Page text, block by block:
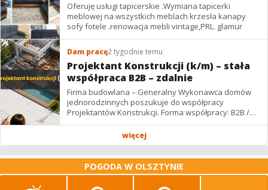
Oferuję usługi tapicerskie .Wymiana tapicerki
meblowej na wszystkich meblach krzesła kanapy
sofy fotele .renowacja mebli vintage,PRL. glamur
Dam pracę2 tygodnie temu
Projektant Konstrukcji (k/m) – stała
współpraca B2B – zdalnie
Firma budowlana – Generalny Wykonawca domów
jednorodzinnych poszukuje do współpracy
Projektantów Konstrukcji. Forma współpracy: B2B /
podwykonawstwo – zdalnie. Wynagrodzenie: ✔
więcej
POGODA W OLSZTYNIE